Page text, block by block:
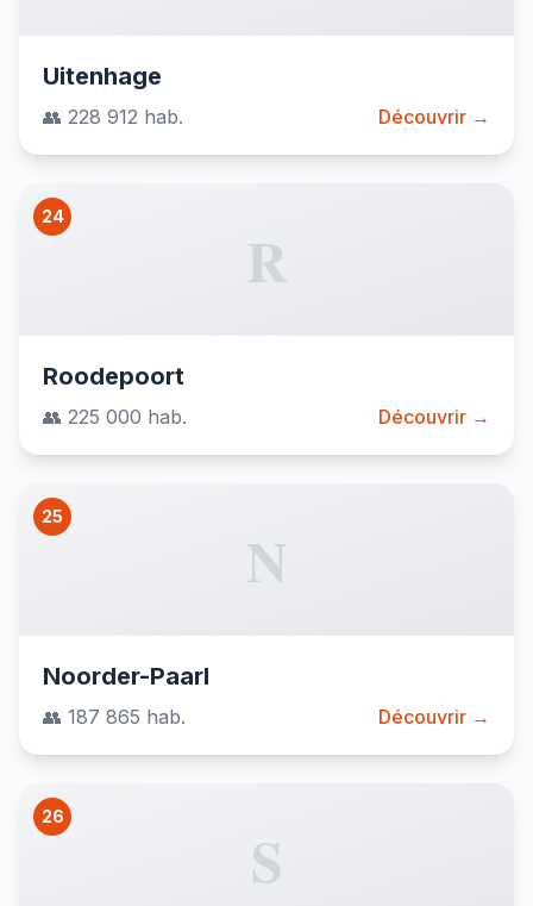
Uitenhage
👥 228 912 hab. Découvrir →
24
R
Roodepoort
👥 225 000 hab. Découvrir →
25
N
Noorder-Paarl
👥 187 865 hab. Découvrir →
26
S